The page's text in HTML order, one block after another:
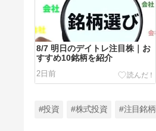
8/7 明日のデイトレ注目株｜お
すすめ10銘柄を紹介
2日前
#投資 #株式投資 #注目銘柄